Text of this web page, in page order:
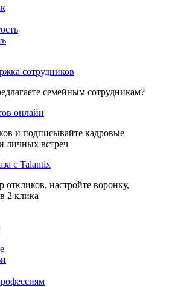
сотрудников
семейным сотрудникам?
онлайн
и подписывайте кадровые
личных встреч
с Talantix
откликов, настройте воронку,
2 клика